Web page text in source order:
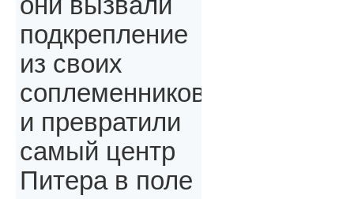
они вызвали
подкрепление
из своих
соплеменников
и превратили
самый центр
Питера в поле